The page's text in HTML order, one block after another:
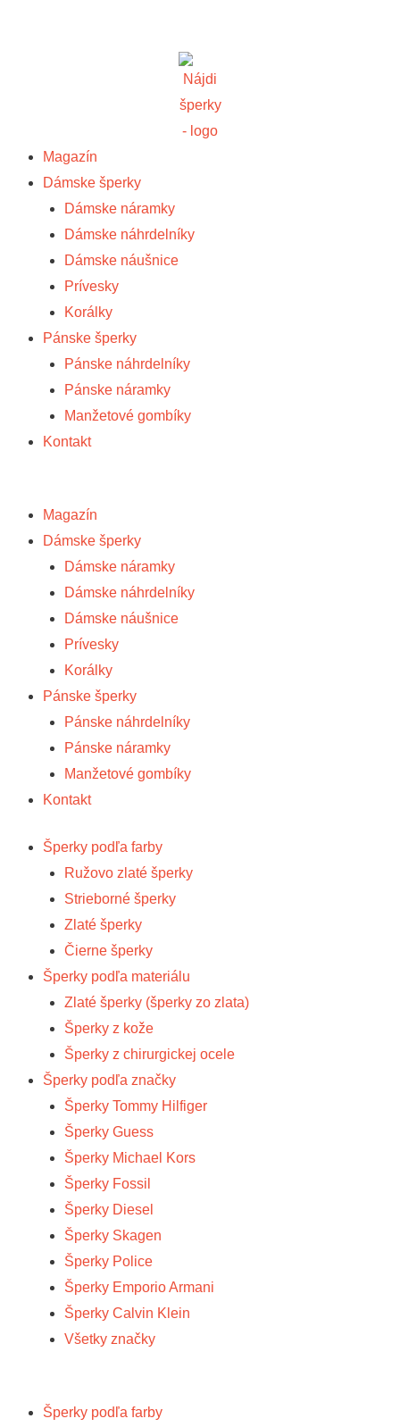
Magazín
Dámske šperky
Dámske náramky
Dámske náhrdelníky
Dámske náušnice
Prívesky
Korálky
Pánske šperky
Pánske náhrdelníky
Pánske náramky
Manžetové gombíky
Kontakt
Magazín
Dámske šperky
Dámske náramky
Dámske náhrdelníky
Dámske náušnice
Prívesky
Korálky
Pánske šperky
Pánske náhrdelníky
Pánske náramky
Manžetové gombíky
Kontakt
Šperky podľa farby
Ružovo zlaté šperky
Strieborné šperky
Zlaté šperky
Čierne šperky
Šperky podľa materiálu
Zlaté šperky (šperky zo zlata)
Šperky z kože
Šperky z chirurgickej ocele
Šperky podľa značky
Šperky Tommy Hilfiger
Šperky Guess
Šperky Michael Kors
Šperky Fossil
Šperky Diesel
Šperky Skagen
Šperky Police
Šperky Emporio Armani
Šperky Calvin Klein
Všetky značky
Šperky podľa farby